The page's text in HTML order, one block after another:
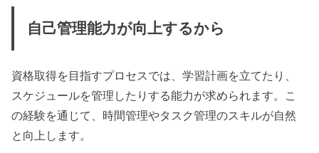
自己管理能力が向上するから
資格取得を目指すプロセスでは、学習計画を立てたり、
スケジュールを管理したりする能力が求められます。こ
の経験を通じて、時間管理やタスク管理のスキルが自然
と向上します。